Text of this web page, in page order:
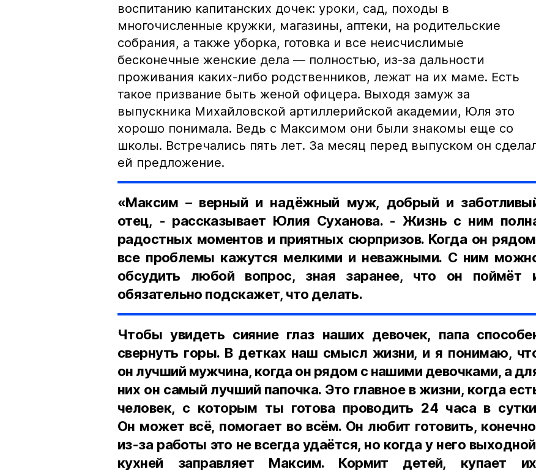
воспитанию капитанских дочек: уроки, сад, походы в
многочисленные кружки, магазины, аптеки, на родительские
собрания, а также уборка, готовка и все неисчислимые
бесконечные женские дела — полностью, из-за дальности
проживания каких-либо родственников, лежат на их маме. Есть
такое призвание быть женой офицера. Выходя замуж за
выпускника Михайловской артиллерийской академии, Юля это
хорошо понимала. Ведь с Максимом они были знакомы еще со
школы. Встречались пять лет. За месяц перед выпуском он
ей предложение.
«Максим – верный и надёжный муж, добрый и
отец, - рассказывает Юлия Суханова. - Жизнь с ним
радостных моментов и приятных сюрпризов. Когда он
все проблемы кажутся мелкими и неважными. С ним
обсудить любой вопрос, зная заранее, что он поймёт
обязательно подскажет, что делать.
Чтобы увидеть сияние глаз наших девочек, папа
свернуть горы. В детках наш смысл жизни, и я понимаю,
он лучший мужчина, когда он рядом с нашими девочками, а
них он самый лучший папочка. Это главное в жизни, когда
человек, с которым ты готова проводить 24 часа в
Он может всё, помогает во всём. Он любит готовить,
из-за работы это не всегда удаётся, но когда у него
кухней заправляет Максим. Кормит детей, купает